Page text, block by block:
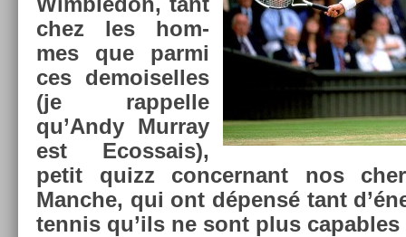
chez les hom­
mes que parmi
ces de­moisel­les
(je rap­pelle
qu’Andy Mur­ray
est Ecos­sais),
petit quizz con­cer­nant nos
Manche, qui ont dépensé tant
ten­nis qu’ils ne sont plus cap­ables